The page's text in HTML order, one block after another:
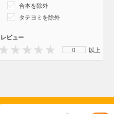
合本を除外
タテヨミを除外
レビュー
0 以上